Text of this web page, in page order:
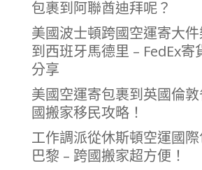
包裹到阿聯酋迪拜呢？
美國波士頓跨國空運寄大
到西班牙馬德里 – FedEx寄
分享
美國空運寄包裹到英國倫
國搬家移民攻略！
工作調派從休斯頓空運國
巴黎 – 跨國搬家超方便！